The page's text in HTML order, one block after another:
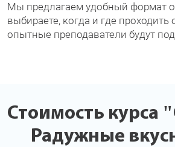
Мы предлагаем удобный формат
выбираете, когда и где проходить
опытные преподаватели будут
Стоимость курса
Радужные